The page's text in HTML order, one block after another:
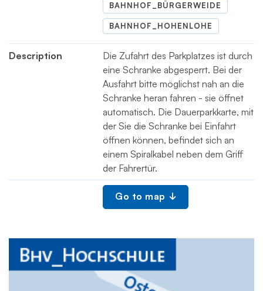
BAHNHOF_BÜRGERWEIDE
BAHNHOF_HOHENLOHE
Description
Die Zufahrt des Parkplatzes ist durch
eine Schranke abgesperrt. Bei der
Ausfahrt bitte möglichst nah an die
Schranke heran fahren - sie öffnet
automatisch. Die Dauerparkkarte, mit
der Sie die Schranke bei Einfahrt
öffnen können, befindet sich an
einem Spiralkabel neben dem Griff
der Fahrertür.
Go to map